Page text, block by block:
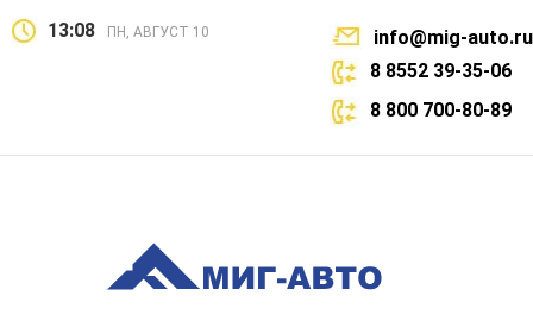
13:08 ПН, АВГУСТ 10
info@mig-auto.ru
8 8552 39-35-06
8 800 700-80-89